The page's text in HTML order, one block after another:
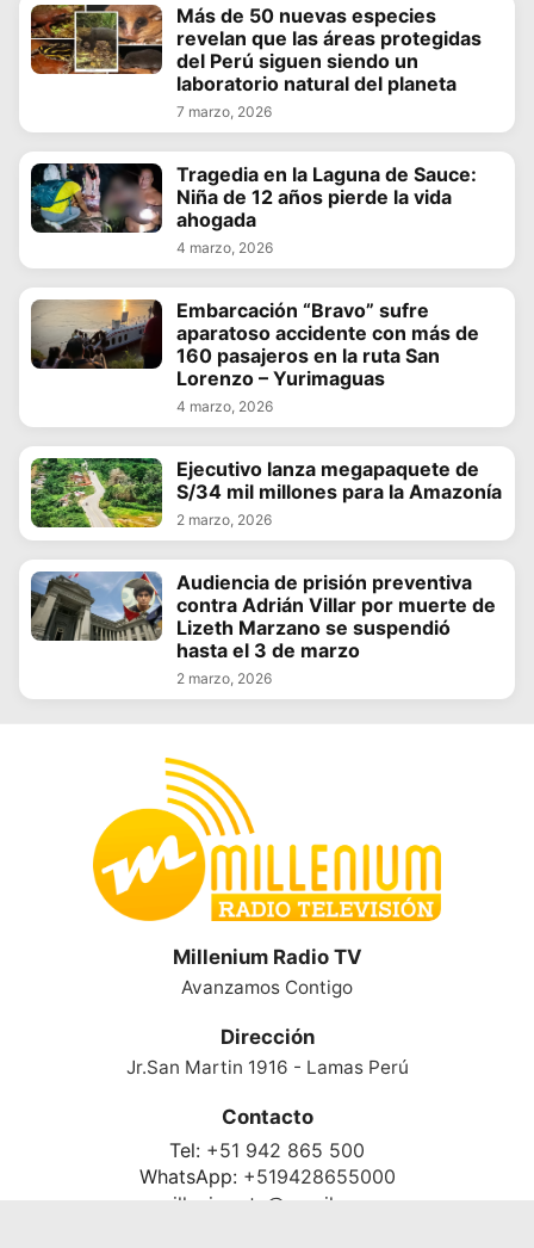
Más de 50 nuevas especies
revelan que las áreas protegidas
del Perú siguen siendo un
laboratorio natural del planeta
7 marzo, 2026
Tragedia en la Laguna de Sauce:
Niña de 12 años pierde la vida
ahogada
4 marzo, 2026
Embarcación “Bravo” sufre
aparatoso accidente con más de
160 pasajeros en la ruta San
Lorenzo – Yurimaguas
4 marzo, 2026
Ejecutivo lanza megapaquete de
S/34 mil millones para la Amazonía
2 marzo, 2026
Audiencia de prisión preventiva
contra Adrián Villar por muerte de
Lizeth Marzano se suspendió
hasta el 3 de marzo
2 marzo, 2026
Millenium Radio TV
Avanzamos Contigo
Dirección
Jr.San Martin 1916 - Lamas Perú
Contacto
Tel: +51 942 865 500
WhatsApp: +519428655000
milleniumrtv@gmail.com